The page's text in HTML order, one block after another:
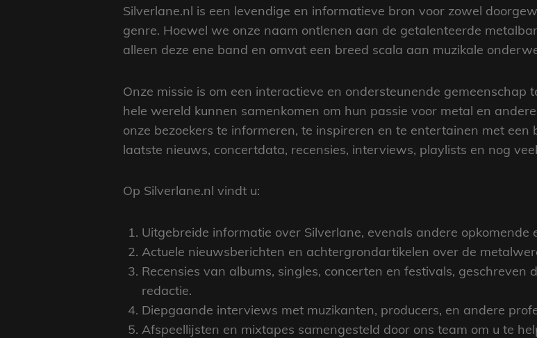
Silverlane.nl is een levendige en informatieve bron voor zowel
genre. Hoewel we onze naam ontlenen aan de getalenteerde
alleen deze ene band en omvat een breed scala aan muzikale
Onze missie is om een interactieve en ondersteunende
hele wereld kunnen samenkomen om hun passie voor metal en
onze bezoekers te informeren, te inspireren en te entertainen met
laatste nieuws, concertdata, recensies, interviews, playlists en nog
Op Silverlane.nl vindt u:
Uitgebreide informatie over Silverlane, evenals andere opkomende
Actuele nieuwsberichten en achtergrondartikelen over de
Recensies van albums, singles, concerten en festivals, geschreven
redactie.
Diepgaande interviews met muzikanten, producers, en andere
Afspeellijsten en mixtapes samengesteld door ons team om u te